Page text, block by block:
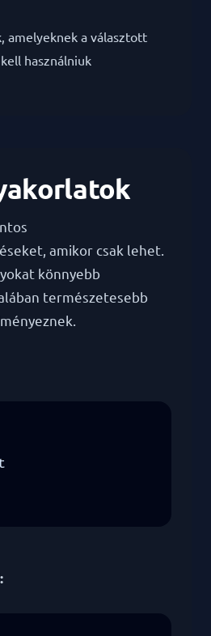
amelyeknek a választott
használniuk
amikor csak lehet.
könnyebb
természetesebb